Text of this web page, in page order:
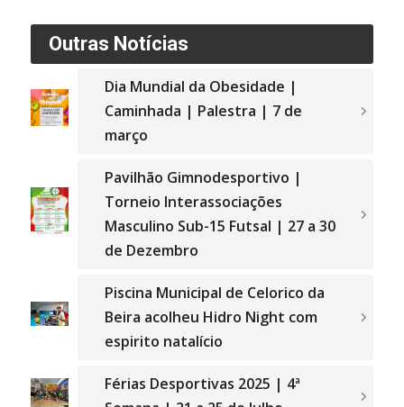
Outras Notícias
Dia Mundial da Obesidade |
Caminhada | Palestra | 7 de
março
Pavilhão Gimnodesportivo |
Torneio Interassociações
Masculino Sub-15 Futsal | 27 a 30
de Dezembro
Piscina Municipal de Celorico da
Beira acolheu Hidro Night com
espirito natalício
Férias Desportivas 2025 | 4ª